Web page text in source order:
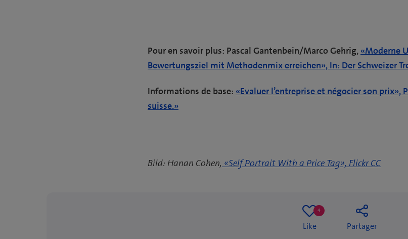
Pour en savoir plus: Pascal Gantenbein/Marco Gehrig, «Moderne
Bewertungsziel mit Methodenmix erreichen», In: Der Schweizer
Informations de base: «Evaluer l’entreprise et négocier son prix»,
suisse.»
Bild: Hanan Cohen, «Self Portrait With a Price Tag», Flickr CC
Like
4
4
Partager